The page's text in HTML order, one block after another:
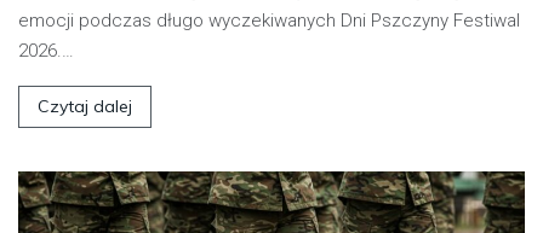
emocji podczas długo wyczekiwanych Dni Pszczyny Festiwal
2026.…
Czytaj dalej